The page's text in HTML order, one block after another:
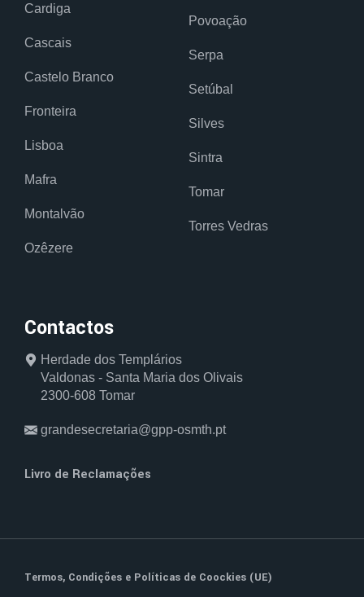
Cardiga
Cascais
Castelo Branco
Fronteira
Lisboa
Mafra
Montalvão
Ozêzere
Povoação
Serpa
Setúbal
Silves
Sintra
Tomar
Torres Vedras
Contactos
Herdade dos Templários
Valdonas - Santa Maria dos Olivais
2300-608 Tomar
grandesecretaria@gpp-osmth.pt
Livro de Reclamações
Termos, Condições e Políticas de Coockies (UE)